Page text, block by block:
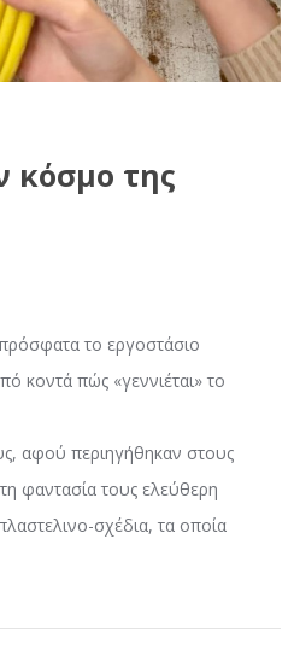
κόσμο της
το εργοστάσιο
κοντά πώς «γεννιέται» το
αφού περιηγήθηκαν στους
φαντασία τους ελεύθερη
σχέδια, τα οποία